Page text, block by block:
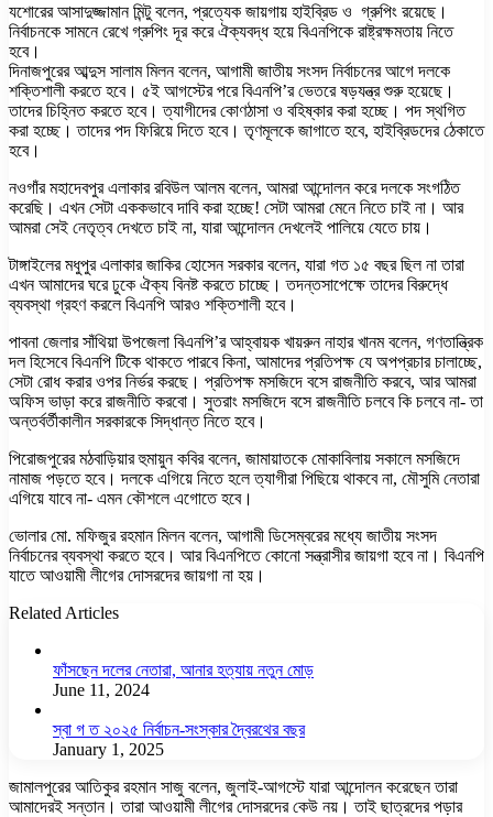
যশোরের আসাদুজ্জামান মিন্টু বলেন, প্রত্যেক জায়গায় হাইব্রিড ও গ্রুপিং রয়েছে।
নির্বাচনকে সামনে রেখে গ্রুপিং দূর করে ঐক্যবদ্ধ হয়ে বিএনপিকে রাষ্ট্রক্ষমতায় নিতে
হবে।
দিনাজপুরের আব্দুস সালাম মিলন বলেন, আগামী জাতীয় সংসদ নির্বাচনের আগে দলকে
শক্তিশালী করতে হবে। ৫ই আগস্টের পরে বিএনপি’র ভেতরে ষড়যন্ত্র শুরু হয়েছে।
তাদের চিহ্নিত করতে হবে। ত্যাগীদের কোণঠাসা ও বহিষ্কার করা হচ্ছে। পদ স্থগিত
করা হচ্ছে। তাদের পদ ফিরিয়ে দিতে হবে। তৃণমূলকে জাগাতে হবে, হাইব্রিডদের ঠেকাতে
হবে।
নওগাঁর মহাদেবপুর এলাকার রবিউল আলম বলেন, আমরা আন্দোলন করে দলকে সংগঠিত
করেছি। এখন সেটা এককভাবে দাবি করা হচ্ছে! সেটা আমরা মেনে নিতে চাই না। আর
আমরা সেই নেতৃত্ব দেখতে চাই না, যারা আন্দোলন দেখলেই পালিয়ে যেতে চায়।
টাঙ্গাইলের মধুপুর এলাকার জাকির হোসেন সরকার বলেন, যারা গত ১৫ বছর ছিল না তারা
এখন আমাদের ঘরে ঢুকে ঐক্য বিনষ্ট করতে চাচ্ছে। তদন্তসাপেক্ষে তাদের বিরুদ্ধে
ব্যবস্থা গ্রহণ করলে বিএনপি আরও শক্তিশালী হবে।
পাবনা জেলার সাঁথিয়া উপজেলা বিএনপি’র আহ্বায়ক খায়রুন নাহার খানম বলেন, গণতান্ত্রিক
দল হিসেবে বিএনপি টিকে থাকতে পারবে কিনা, আমাদের প্রতিপক্ষ যে অপপ্রচার চালাচ্ছে,
সেটা রোধ করার ওপর নির্ভর করছে। প্রতিপক্ষ মসজিদে বসে রাজনীতি করবে, আর আমরা
অফিস ভাড়া করে রাজনীতি করবো। সুতরাং মসজিদে বসে রাজনীতি চলবে কি চলবে না- তা
অন্তর্বর্তীকালীন সরকারকে সিদ্ধান্ত নিতে হবে।
পিরোজপুরের মঠবাড়িয়ার হুমায়ুন কবির বলেন, জামায়াতকে মোকাবিলায় সকালে মসজিদে
নামাজ পড়তে হবে। দলকে এগিয়ে নিতে হলে ত্যাগীরা পিছিয়ে থাকবে না, মৌসুমি নেতারা
এগিয়ে যাবে না- এমন কৌশলে এগোতে হবে।
ভোলার মো. মফিজুর রহমান মিলন বলেন, আগামী ডিসেম্বরের মধ্যে জাতীয় সংসদ
নির্বাচনের ব্যবস্থা করতে হবে। আর বিএনপিতে কোনো সন্ত্রাসীর জায়গা হবে না। বিএনপি
যাতে আওয়ামী লীগের দোসরদের জায়গা না হয়।
Related Articles
ফাঁসছেন দলের নেতারা, আনার হত্যায় নতুন মোড়
June 11, 2024
স্বা গ ত ২০২৫ নির্বাচন-সংস্কার দ্বৈরথের বছর
January 1, 2025
জামালপুরের আতিকুর রহমান সাজু বলেন, জুলাই-আগস্টে যারা আন্দোলন করেছেন তারা
আমাদেরই সন্তান। তারা আওয়ামী লীগের দোসরদের কেউ নয়। তাই ছাত্রদের পড়ার